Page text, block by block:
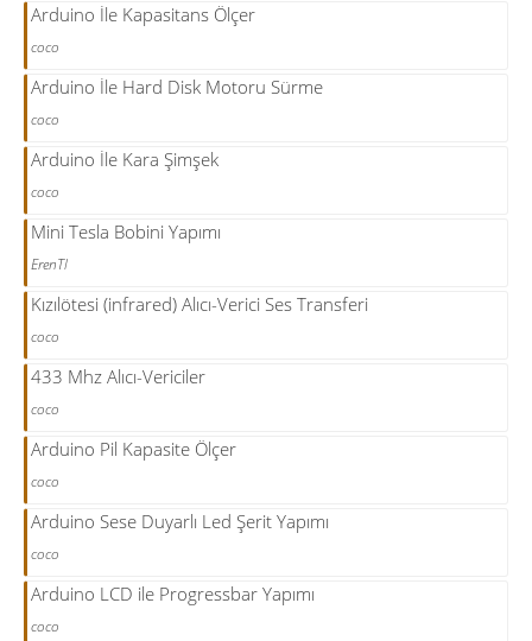
Arduino İle Kapasitans Ölçer
coco
Arduino İle Hard Disk Motoru Sürme
coco
Arduino İle Kara Şimşek
coco
Mini Tesla Bobini Yapımı
ErenTl
Kızılötesi (infrared) Alıcı-Verici Ses Transferi
coco
433 Mhz Alıcı-Vericiler
coco
Arduino Pil Kapasite Ölçer
coco
Arduino Sese Duyarlı Led Şerit Yapımı
coco
Arduino LCD ile Progressbar Yapımı
coco